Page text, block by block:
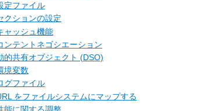
定ファイル
クションの設定
ャッシュ機能
ンテントネゴシエーション
的共有オブジェクト (DSO)
境変数
グファイル
をファイルシステムにマップする
能に関する調整